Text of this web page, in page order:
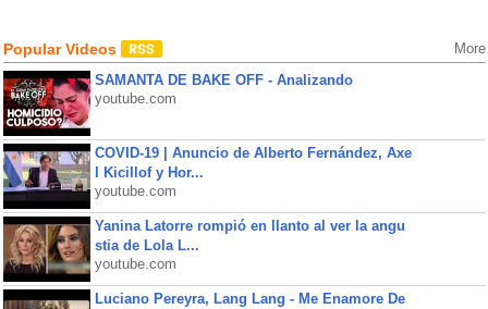
Popular Videos More
SAMANTA DE BAKE OFF - Analizando
youtube.com
COVID-19 | Anuncio de Alberto Fernández, Axe
l Kicillof y Hor...
youtube.com
Yanina Latorre rompió en llanto al ver la angu
stia de Lola L...
youtube.com
Luciano Pereyra, Lang Lang - Me Enamore De